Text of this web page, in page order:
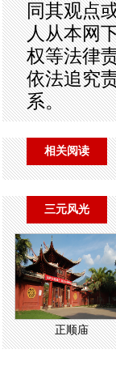
同其观点
人从本网
权等法律
依法追究
系。
相关阅读
三元风光
正顺庙